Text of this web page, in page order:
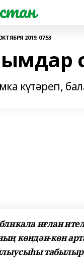
2019, 07:53
күтәреп,
иғлан
көндән-көн
табылыр,